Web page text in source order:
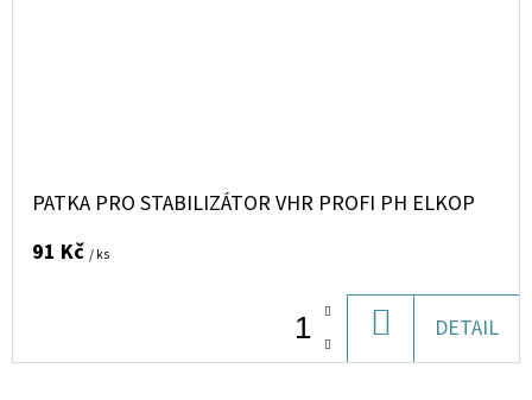
PATKA PRO STABILIZÁTOR VHR PROFI PH ELKOP
91 Kč / ks
KOŠÍKU
DETAIL